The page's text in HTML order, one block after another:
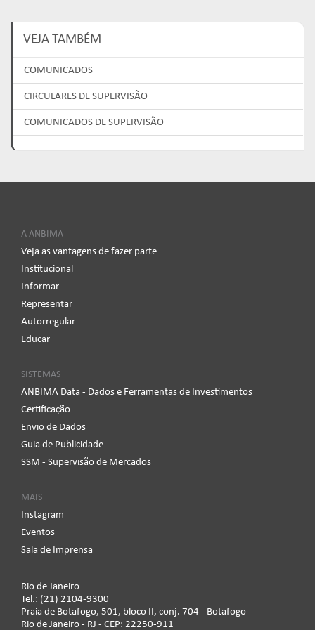
VEJA TAMBÉM
COMUNICADOS
CIRCULARES DE SUPERVISÃO
COMUNICADOS DE SUPERVISÃO
A ANBIMA
Veja as vantagens de fazer parte
Institucional
Informar
Representar
Autorregular
Educar
SISTEMAS
ANBIMA Data - Dados e Ferramentas de Investimentos
Certificação
Envio de Dados
Guia de Publicidade
SSM - Supervisão de Mercados
MAIS
Instagram
Eventos
Sala de Imprensa
Rio de Janeiro
Tel.: (21) 2104-9300
Praia de Botafogo, 501, bloco II, conj. 704 - Botafogo
Rio de Janeiro - RJ - CEP: 22250-911